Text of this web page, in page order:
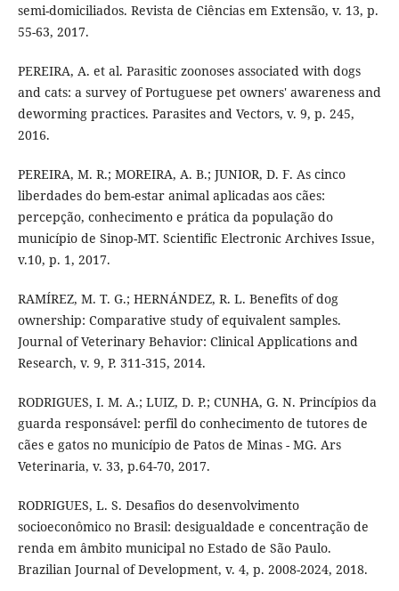
semi-domiciliados. Revista de Ciências em Extensão, v. 13, p.
55-63, 2017.
PEREIRA, A. et al. Parasitic zoonoses associated with dogs
and cats: a survey of Portuguese pet owners' awareness and
deworming practices. Parasites and Vectors, v. 9, p. 245,
2016.
PEREIRA, M. R.; MOREIRA, A. B.; JUNIOR, D. F. As cinco
liberdades do bem-estar animal aplicadas aos cães:
percepção, conhecimento e prática da população do
município de Sinop-MT. Scientific Electronic Archives Issue,
v.10, p. 1, 2017.
RAMÍREZ, M. T. G.; HERNÁNDEZ, R. L. Benefits of dog
ownership: Comparative study of equivalent samples.
Journal of Veterinary Behavior: Clinical Applications and
Research, v. 9, P. 311-315, 2014.
RODRIGUES, I. M. A.; LUIZ, D. P.; CUNHA, G. N. Princípios da
guarda responsável: perfil do conhecimento de tutores de
cães e gatos no município de Patos de Minas - MG. Ars
Veterinaria, v. 33, p.64-70, 2017.
RODRIGUES, L. S. Desafios do desenvolvimento
socioeconômico no Brasil: desigualdade e concentração de
renda em âmbito municipal no Estado de São Paulo.
Brazilian Journal of Development, v. 4, p. 2008-2024, 2018.